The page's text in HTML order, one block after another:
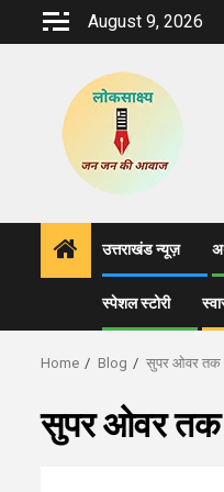
August 9, 2026
उत्तराखंड न्यूज़
स्पेशल स्टोरी
Home Blog सुपर ओवर तक
सुपर ओवर